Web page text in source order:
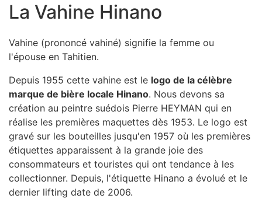
La Vahine Hinano
Vahine (prononcé vahiné) signifie la femme ou
l'épouse en Tahitien.
Depuis 1955 cette vahine est le logo de la célèbre
marque de bière locale Hinano. Nous devons sa
création au peintre suédois Pierre HEYMAN qui en
réalise les premières maquettes dès 1953. Le logo est
gravé sur les bouteilles jusqu'en 1957 où les premières
étiquettes apparaissent à la grande joie des
consommateurs et touristes qui ont tendance à les
collectionner. Depuis, l'étiquette Hinano a évolué et le
dernier lifting date de 2006.